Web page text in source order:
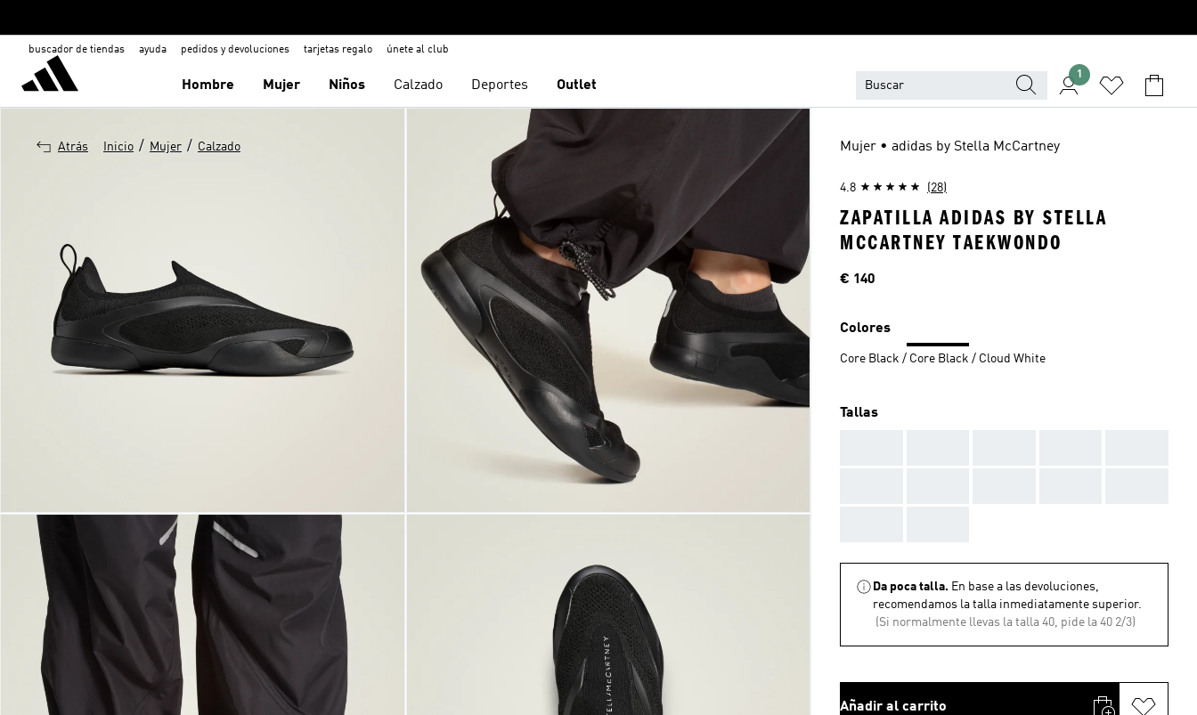
buscador de tiendas ayuda pedidos y devoluciones tarjetas regalo únete al club
Hombre Mujer Niños Calzado Deportes Outlet
1
Atrás Inicio / Mujer / Calzado Mujer • adidas by Stella McCartney
4.8 (28)
ZAPATILLA ADIDAS BY STELLA
MCCARTNEY TAEKWONDO
Precio
€ 140
Colores
Core Black / Core Black / Cloud White
Tallas
Da poca talla. En base a las devoluciones,
recomendamos la talla inmediatamente superior.
(Si normalmente llevas la talla 40, pide la 40 2/3)
Añadir al carrito